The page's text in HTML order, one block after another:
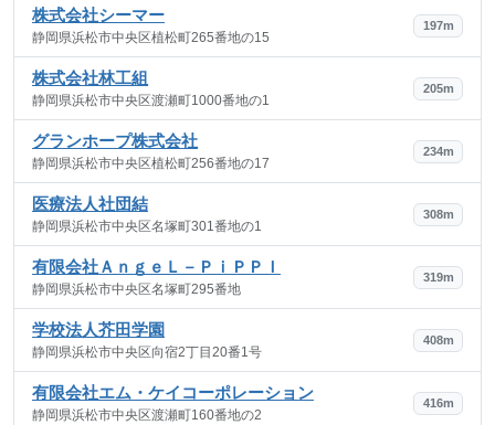
株式会社シーマー
静岡県浜松市中央区植松町265番地の15
197m
株式会社林工組
静岡県浜松市中央区渡瀬町1000番地の1
205m
グランホープ株式会社
静岡県浜松市中央区植松町256番地の17
234m
医療法人社団結
静岡県浜松市中央区名塚町301番地の1
308m
有限会社ＡｎｇｅＬ－ＰｉＰＰＩ
静岡県浜松市中央区名塚町295番地
319m
学校法人芥田学園
静岡県浜松市中央区向宿2丁目20番1号
408m
有限会社エム・ケイコーポレーション
静岡県浜松市中央区渡瀬町160番地の2
416m